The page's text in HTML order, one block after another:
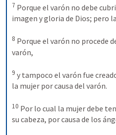
7 Porque el varón no debe
imagen y gloria de Dios; pero
8 Porque el varón no procede
varón,
9 y tampoco el varón fue
la mujer por causa del varón.
10 Por lo cual la mujer debe
su cabeza, por causa de los